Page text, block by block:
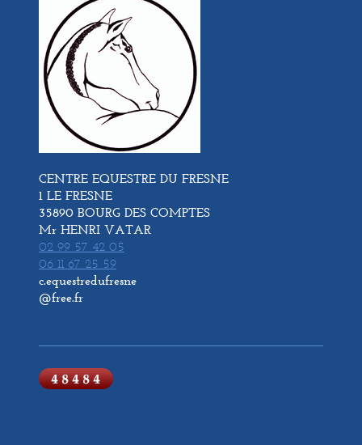
CENTRE EQUESTRE DU FRESNE
1 LE FRESNE
35890 BOURG DES COMPTES
Mr HENRI VATAR
02 99 57 42 05
06 11 67 25 59
c.equestredufresne
@free.fr